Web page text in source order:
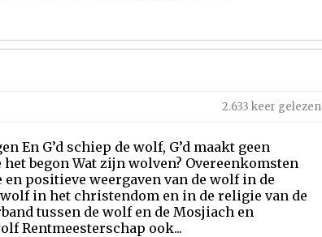
2.633 keer gelezen
G’d schiep de wolf, G’d maakt geen
begon Wat zijn wolven? Overeenkomsten
positieve weergaven van de wolf in de
in het christendom en in de religie van de
tussen de wolf en de Mosjiach en
Rentmeesterschap ook...